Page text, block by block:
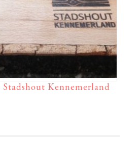
Kennemerland